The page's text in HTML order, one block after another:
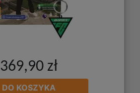
369,90 zł
DO KOSZYKA